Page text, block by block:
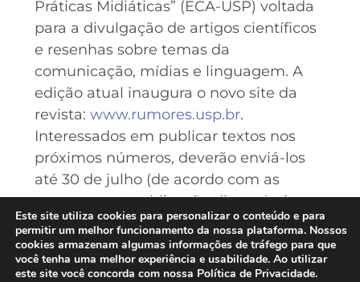
Práticas Midiáticas” (ECA-USP) voltada
para a divulgação de artigos científicos
e resenhas sobre temas da
comunicação, mídias e linguagem. A
edição atual inaugura o novo site da
revista: www.rumores.usp.br.
Interessados em publicar textos nos
próximos números, deverão enviá-los
até 30 de julho (de acordo com as
normas para publicação disponíveis no
site) para o e-mail:rumores@usp.br.
Este site utiliza cookies para personalizar o conteúdo e para
permitir um melhor funcionamento da nossa plataforma. Nossos
cookies armazenam algumas informações de tráfego para que
você tenha uma melhor experiência e usabilidade. Ao utilizar
este site você concorda com nossa Política de Privacidade.